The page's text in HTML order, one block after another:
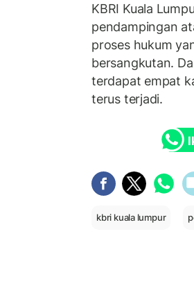
KBRI Kuala
pendampingan
proses hukum
bersangkutan.
terdapat empat
terus terjadi.
kbri kuala lumpur